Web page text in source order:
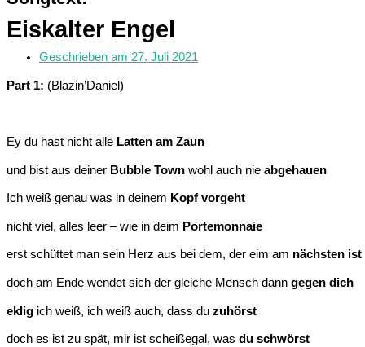
Eiskalter Engel
Geschrieben am 27. Juli 2021
Part 1: (Blazin’Daniel)
Ey du hast nicht alle Latten am Zaun
und bist aus deiner Bubble Town wohl auch nie abgehauen
Ich weiß genau was in deinem Kopf vorgeht
nicht viel, alles leer – wie in deim Portemonnaie
erst schüttet man sein Herz aus bei dem, der eim am nächsten ist
doch am Ende wendet sich der gleiche Mensch dann gegen dich
eklig ich weiß, ich weiß auch, dass du zuhörst
doch es ist zu spät, mir ist scheißegal, was du schwörst